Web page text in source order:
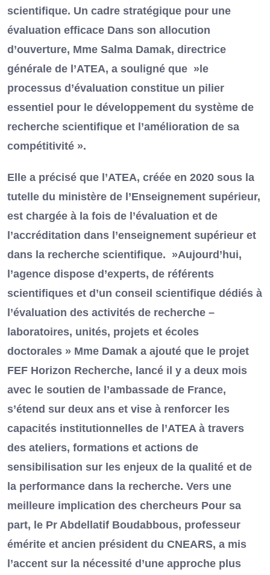
scientifique. Un cadre stratégique pour une
évaluation efficace Dans son allocution
d’ouverture, Mme Salma Damak, directrice
générale de l’ATEA, a souligné que »le
processus d’évaluation constitue un pilier
essentiel pour le développement du système de
recherche scientifique et l’amélioration de sa
compétitivité ».
Elle a précisé que l’ATEA, créée en 2020 sous la
tutelle du ministère de l’Enseignement supérieur,
est chargée à la fois de l’évaluation et de
l’accréditation dans l’enseignement supérieur et
dans la recherche scientifique. »Aujourd’hui,
l’agence dispose d’experts, de référents
scientifiques et d’un conseil scientifique dédiés à
l’évaluation des activités de recherche –
laboratoires, unités, projets et écoles
doctorales » Mme Damak a ajouté que le projet
FEF Horizon Recherche, lancé il y a deux mois
avec le soutien de l’ambassade de France,
s’étend sur deux ans et vise à renforcer les
capacités institutionnelles de l’ATEA à travers
des ateliers, formations et actions de
sensibilisation sur les enjeux de la qualité et de
la performance dans la recherche. Vers une
meilleure implication des chercheurs Pour sa
part, le Pr Abdellatif Boudabbous, professeur
émérite et ancien président du CNEARS, a mis
l’accent sur la nécessité d’une approche plus